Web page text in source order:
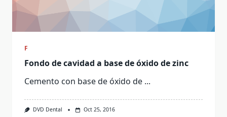
F
Fondo de cavidad a base de óxido de zinc
Cemento con base de óxido de ...
DVD Dental Oct 25, 2016